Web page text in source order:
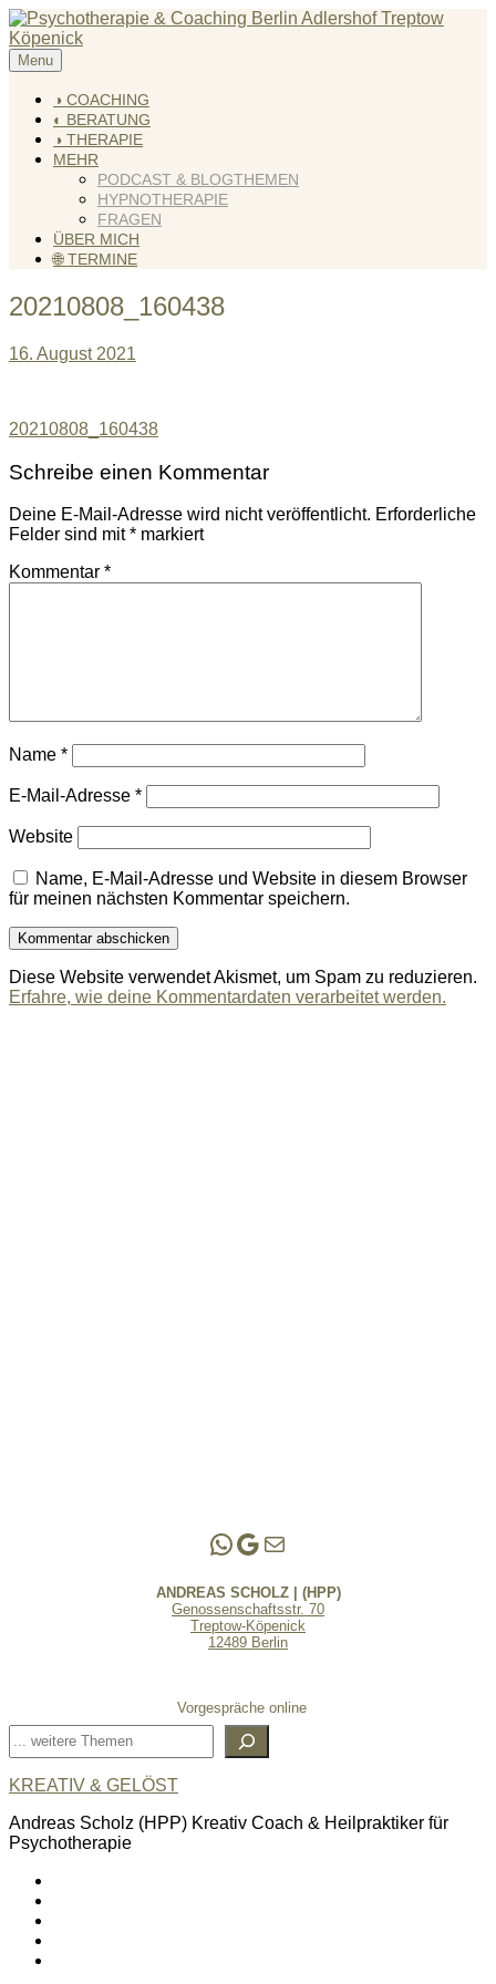
Skip
to
content
KREATIV & GELÖST
Andreas Scholz (HPP) Kreativ Coach & Heilpraktiker für
Psychotherapie
Menu
◑ COACHING
◐ BERATUNG
◑ THERAPIE
MEHR
PODCAST & BLOGTHEMEN
HYPNOTHERAPIE
FRAGEN
ÜBER MICH
🌐 TERMINE
20210808_160438
16. August 2021
Beitragsnavigation
20210808_160438
Schreibe einen Kommentar
Deine E-Mail-Adresse wird nicht veröffentlicht. Erforderliche
Felder sind mit* markiert
Kommentar *
Name *
E-Mail-Adresse *
Website
Name, E-Mail-Adresse und Website in diesem Browser
für meinen nächsten Kommentar speichern.
Diese Website verwendet Akismet, um Spam zu reduzieren.
Erfahre, wie deine Kommentardaten verarbeitet werden.
Andreas Scholz | (HPP)
Praxis Adlershof
E-Mail an mich ...
ANDREAS SCHOLZ | (HPP)
Genossenschaftsstr. 70
Treptow-Köpenick
12489 Berlin
Vorgespräche online
Suchen
KREATIV & GELÖST
Andreas Scholz (HPP) Kreativ Coach & Heilpraktiker für
Psychotherapie